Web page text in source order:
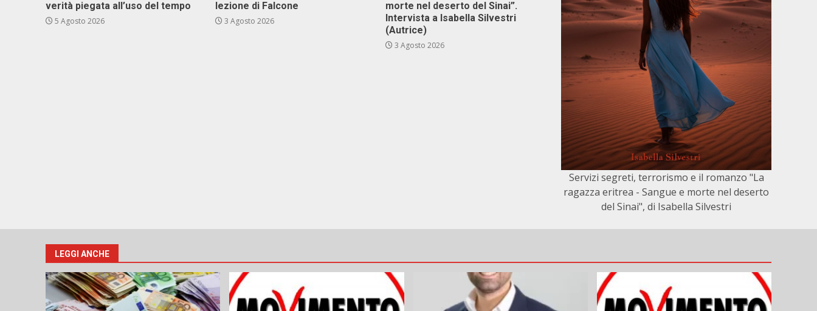
verità piegata all’uso del tempo
5 Agosto 2026
lezione di Falcone
3 Agosto 2026
morte nel deserto del Sinai”.
Intervista a Isabella Silvestri
(Autrice)
3 Agosto 2026
Servizi segreti, terrorismo e il romanzo "La
ragazza eritrea - Sangue e morte nel deserto
del Sinai", di Isabella Silvestri
LEGGI ANCHE